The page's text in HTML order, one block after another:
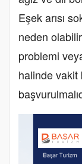
Eşek arısı
neden
problemi
halinde vakit